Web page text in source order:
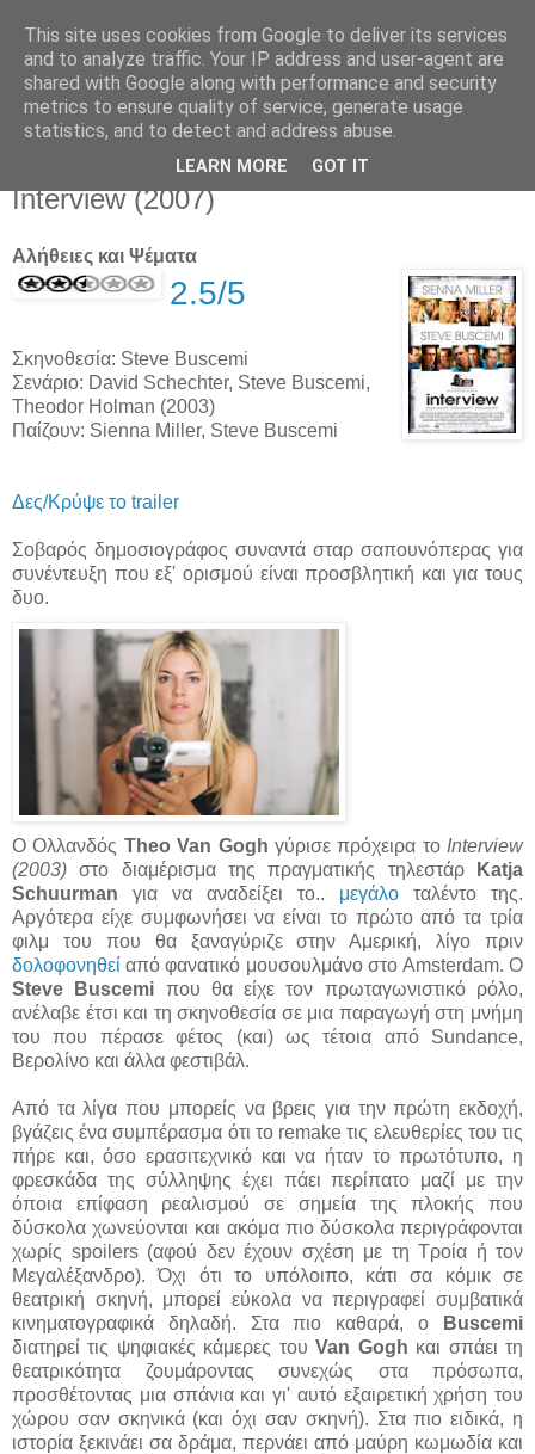
Movies For The Masses
Challenging common sense since 2004
Thursday, August 30, 2007
Interview (2007)
Αλήθειες και Ψέματα
2.5/5
Σκηνοθεσία: Steve Buscemi
Σενάριο: David Schechter, Steve Buscemi,
Theodor Holman (2003)
Παίζουν: Sienna Miller, Steve Buscemi
Δες/Κρύψε το trailer
Σοβαρός δημοσιογράφος συναντά σταρ σαπουνόπερας για
συνέντευξη που εξ' ορισμού είναι προσβλητική και για τους
δυο.
Ο Ολλανδός Theo Van Gogh γύρισε πρόχειρα το Interview
(2003) στο διαμέρισμα της πραγματικής τηλεστάρ
Katja
Schuurman για να αναδείξει το.. μεγάλο ταλέντο της.
Αργότερα είχε συμφωνήσει να είναι το πρώτο από τα τρία
φιλμ του που θα ξαναγύριζε στην Αμερική, λίγο πριν
δολοφονηθεί από φανατικό μουσουλμάνο στο Amsterdam. Ο
Steve Buscemi που θα είχε τον πρωταγωνιστικό ρόλο,
ανέλαβε έτσι και τη σκηνοθεσία σε μια παραγωγή στη μνήμη
του που πέρασε φέτος (και) ως τέτοια από Sundance,
Βερολίνο και άλλα φεστιβάλ.
Από τα λίγα που μπορείς να βρεις για την πρώτη εκδοχή,
βγάζεις ένα συμπέρασμα ότι το remake τις ελευθερίες του τις
πήρε και, όσο ερασιτεχνικό και να ήταν το πρωτότυπο, η
φρεσκάδα της σύλληψης έχει πάει περίπατο μαζί με την
όποια επίφαση ρεαλισμού σε σημεία της πλοκής που
δύσκολα χωνεύονται και ακόμα πιο δύσκολα περιγράφονται
χωρίς spoilers (αφού δεν έχουν σχέση με τη Τροία ή τον
Μεγαλέξανδρο). Όχι ότι το υπόλοιπο, κάτι σα κόμικ σε
θεατρική σκηνή, μπορεί εύκολα να περιγραφεί συμβατικά
κινηματογραφικά δηλαδή. Στα πιο καθαρά, ο
Buscemi
διατηρεί τις ψηφιακές κάμερες τουVan Gogh και σπάει τη
θεατρικότητα ζουμάροντας συνεχώς στα πρόσωπα,
προσθέτοντας μια σπάνια και γι' αυτό εξαιρετική χρήση του
χώρου σαν σκηνικά (και όχι σαν σκηνή). Στα πιο ειδικά, η
ιστορία ξεκινάει σα δράμα, περνάει από μαύρη κωμωδία και
This site uses cookies from Google to deliver its services
and to analyze traffic. Your IP address and user-agent are
shared with Google along with performance and security
metrics to ensure quality of service, generate usage
statistics, and to detect and address abuse.
LEARN MORE GOT IT